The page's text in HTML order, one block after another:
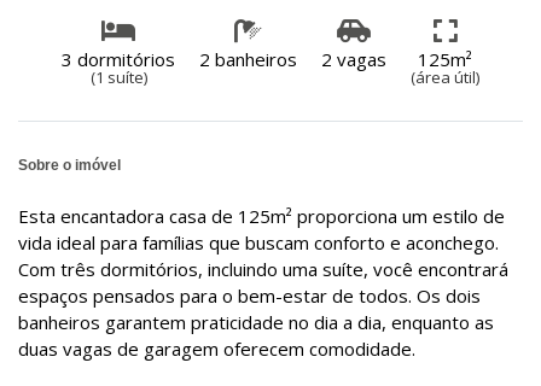
3 dormitórios
(1 suíte)
2 banheiros 2 vagas 125m²
(área útil)
Sobre o imóvel
Esta encantadora casa de 125m² proporciona um estilo de
vida ideal para famílias que buscam conforto e aconchego.
Com três dormitórios, incluindo uma suíte, você encontrará
espaços pensados para o bem-estar de todos. Os dois
banheiros garantem praticidade no dia a dia, enquanto as
duas vagas de garagem oferecem comodidade.